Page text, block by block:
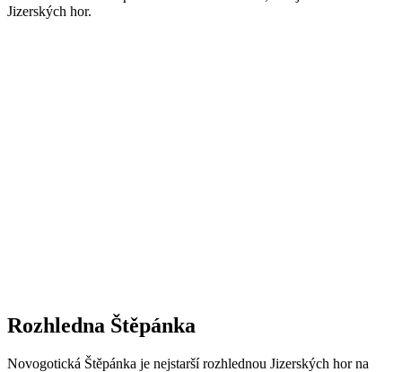
Jizerských hor.
Rozhledna Štěpánka
Novogotická Štěpánka je nejstarší rozhlednou Jizerských hor na